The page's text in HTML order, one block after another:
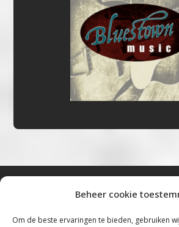
Beheer cookie
Om de beste ervaringen te bieden, gebruiken